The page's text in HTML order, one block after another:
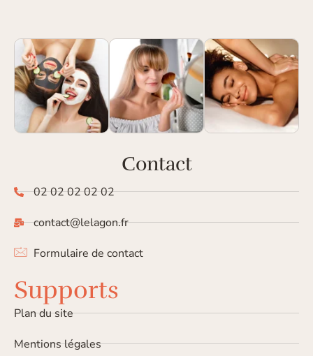
Contact
02 02 02 02 02
contact@lelagon.fr
Formulaire de contact
Supports
Plan du site
Mentions légales